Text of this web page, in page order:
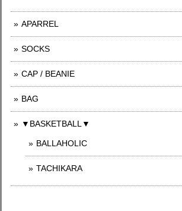
APARREL
SOCKS
CAP / BEANIE
BAG
▼BASKETBALL▼
BALLAHOLIC
TACHIKARA